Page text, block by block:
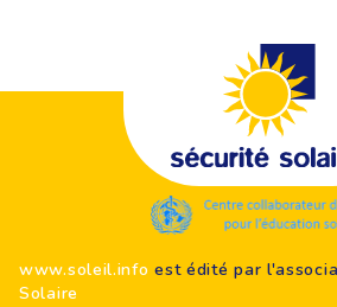
www.soleil.info est édité par
Solaire